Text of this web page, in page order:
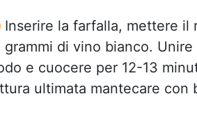
Inserire la farfalla, mettere il
grammi di vino bianco.
e cuocere per 12-13
ultimata mantecare con